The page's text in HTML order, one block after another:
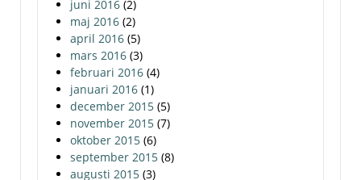
juni 2016 (2)
maj 2016 (2)
april 2016 (5)
mars 2016 (3)
februari 2016 (4)
januari 2016 (1)
december 2015 (5)
november 2015 (7)
oktober 2015 (6)
september 2015 (8)
augusti 2015 (3)